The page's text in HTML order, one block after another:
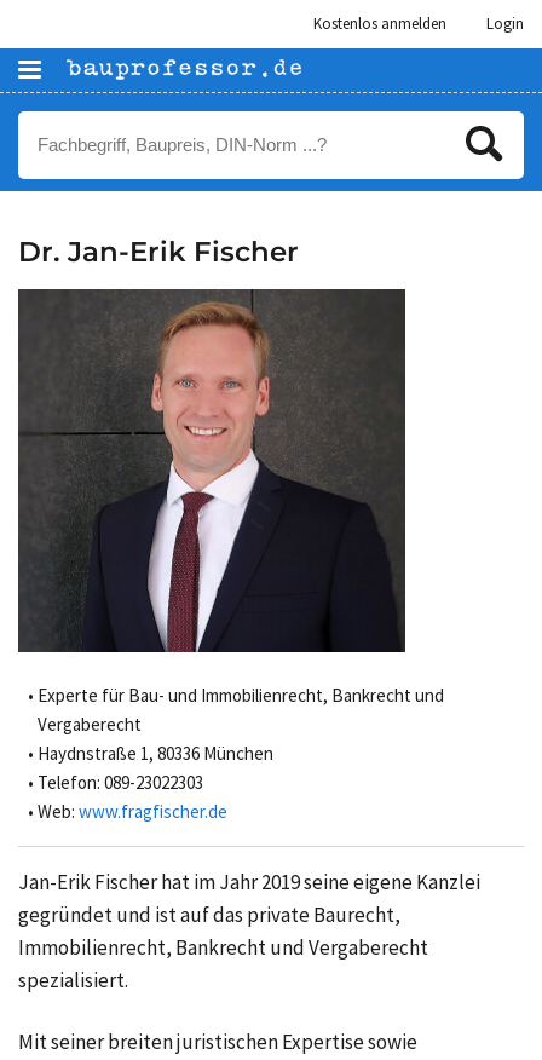
Kostenlos anmelden Login
Dr. Jan-Erik Fischer
Experte für Bau- und Immobilienrecht, Bankrecht und
Vergaberecht
Haydnstraße 1, 80336 München
Telefon: 089-23022303
Web: www.fragfischer.de
Jan-Erik Fischer hat im Jahr 2019 seine eigene Kanzlei
gegründet und ist auf das private Baurecht,
Immobilienrecht, Bankrecht und Vergaberecht
spezialisiert.
Mit seiner breiten juristischen Expertise sowie